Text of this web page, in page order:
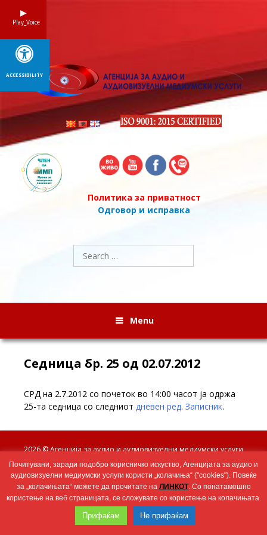
Политика за приватност
Одговор и исправка
Search
for:
Menu
Седница бр. 25 од 02.07.2012
СРД на 2.7.2012 со почеток во 14:00 часот ја одржа
25-та седница со следниот дневен ред. Записник.
provides
content
and
entertaining
resources
2026 © Агенција за аудио и аудиовизуелни медиумски услуги
Почитувани, заради подобро корисничко искуство, Агенцијата за аудио и
аудиовизуелни медиумски услуги користи „колачиња“ ("cookies"). Повеќе
за „колачињата“ можете да прочитате на ЛИНКОТ. Со понатамошно
користење на веб страницата, се сложувате со користење на колачињата.
Прифаќам Не прифаќам
Play_Voice
ACCESSIBILITY